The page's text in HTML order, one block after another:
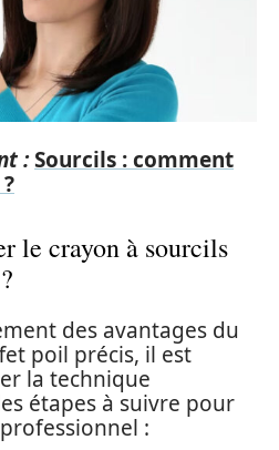
:Sourcils : comment
le crayon à sourcils
des avantages du
poil précis, il est
la technique
étapes à suivre pour
: